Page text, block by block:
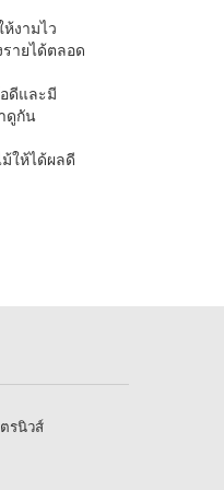
งามไว
ายได้ตลอด
ดีและมี
ดูกัน
ให้ได้ผลดี
รนิวส์